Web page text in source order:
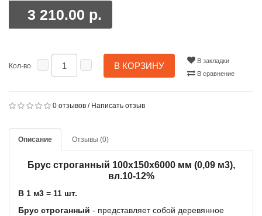
3 210.00 р.
Кол-во В КОРЗИНУ
В закладки
В сравнение
0 отзывов / Написать отзыв
Описание Отзывы (0)
Брус строганный 100х150х6000 мм (0,09 м3),
вл.10-12%
В 1 м3 = 11 шт.
Брус строганный - представляет собой деревянное